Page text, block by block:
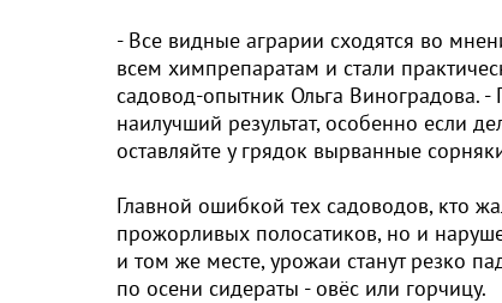
- Все видные аграрии сходятся во
всем химпрепаратам и стали
садовод-опытник Ольга Виноградова. -
наилучший результат, особенно если
оставляйте у грядок вырванные
Главной ошибкой тех садоводов, кто
прожорливых полосатиков, но и
и том же месте, урожаи станут резко
по осени сидераты - овёс или горчицу.